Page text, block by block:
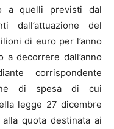
a quelli previsti dal
dall’attuazione del
di euro per l’anno
decorrere dall’anno
corrispondente
di spesa di cui
legge 27 dicembre
quota destinata ai